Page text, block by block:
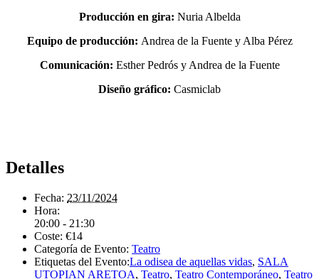
Producción en gira: Nuria Albelda
Equipo de producción: Andrea de la Fuente y Alba Pérez
Comunicación: Esther Pedrós y Andrea de la Fuente
Diseño gráfico: Casmiclab
Detalles
Fecha: 23/11/2024
Hora:
20:00 - 21:30
Coste: €14
Categoría de Evento: Teatro
Etiquetas del Evento:La odisea de aquellas vidas, SALA
UTOPIAN ARETOA, Teatro, Teatro Contemporáneo, Teatro